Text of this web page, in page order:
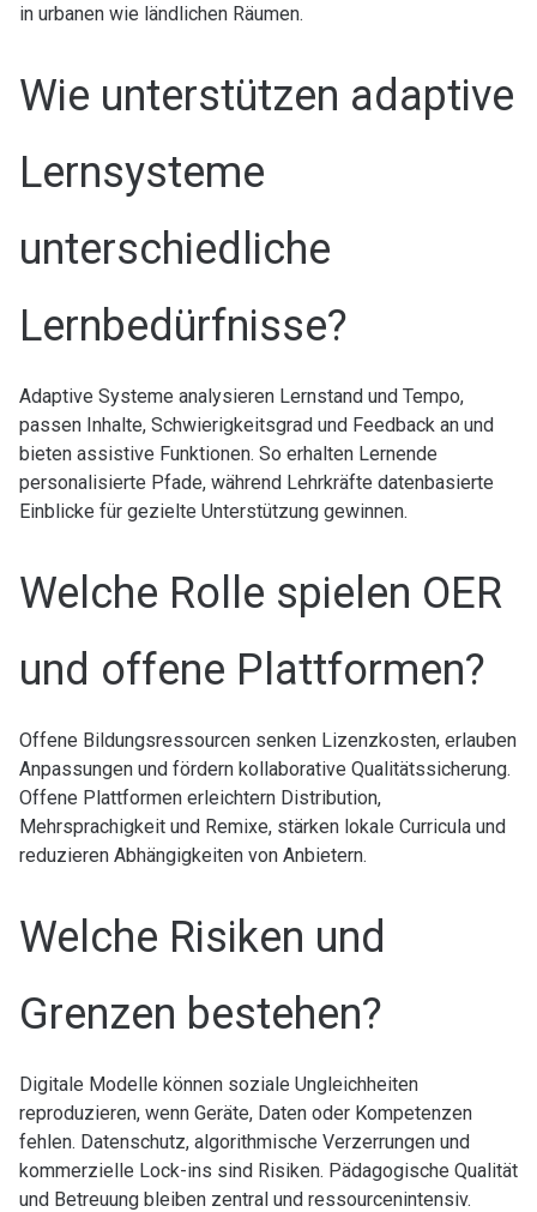
in urbanen wie ländlichen Räumen.
Wie unterstützen adaptive
Lernsysteme
unterschiedliche
Lernbedürfnisse?
Adaptive Systeme analysieren Lernstand und Tempo,
passen Inhalte, Schwierigkeitsgrad und Feedback an und
bieten assistive Funktionen. So erhalten Lernende
personalisierte Pfade, während Lehrkräfte datenbasierte
Einblicke für gezielte Unterstützung gewinnen.
Welche Rolle spielen OER
und offene Plattformen?
Offene Bildungsressourcen senken Lizenzkosten, erlauben
Anpassungen und fördern kollaborative Qualitätssicherung.
Offene Plattformen erleichtern Distribution,
Mehrsprachigkeit und Remixe, stärken lokale Curricula und
reduzieren Abhängigkeiten von Anbietern.
Welche Risiken und
Grenzen bestehen?
Digitale Modelle können soziale Ungleichheiten
reproduzieren, wenn Geräte, Daten oder Kompetenzen
fehlen. Datenschutz, algorithmische Verzerrungen und
kommerzielle Lock-ins sind Risiken. Pädagogische Qualität
und Betreuung bleiben zentral und ressourcenintensiv.